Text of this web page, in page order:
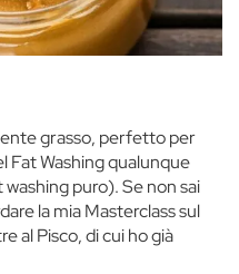
grasso, perfetto per
Fat Washing qualunque
puro). Se non sai
la mia Masterclass sul
al Pisco, di cui ho già